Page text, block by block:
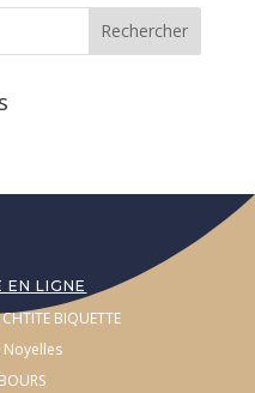
EN LIGNE
BIQUETTE